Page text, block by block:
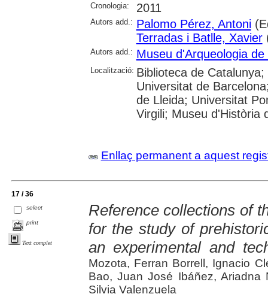
Cronologia: 2011
Autors add.: Palomo Pérez, Antoni
Terradas i Batlle, Xavier
Autors add.: Museu d'Arqueologia de
Localització: Biblioteca de
Universitat de
de Lleida; Universitat
Virgili; Museu d'Història
Enllaç permanent a aquest
17 / 36
select
print
Text complet
Reference collections of
for the study of
an experimental and
Mozota, Ferran Borrell, Ignacio
Bao, Juan José Ibáñez, Ariadna
Silvia Valenzuela